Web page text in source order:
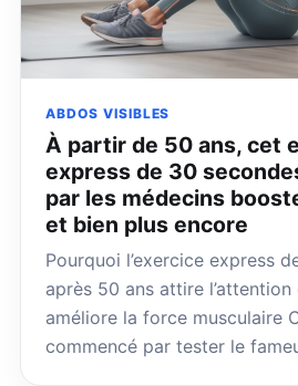
ABDOS VISIBLES
À partir de 50 ans, cet
express de 30
par les médecins
et bien plus encore
Pourquoi l’exercice express
après 50 ans attire
améliore la force musculaire
commencé par tester le